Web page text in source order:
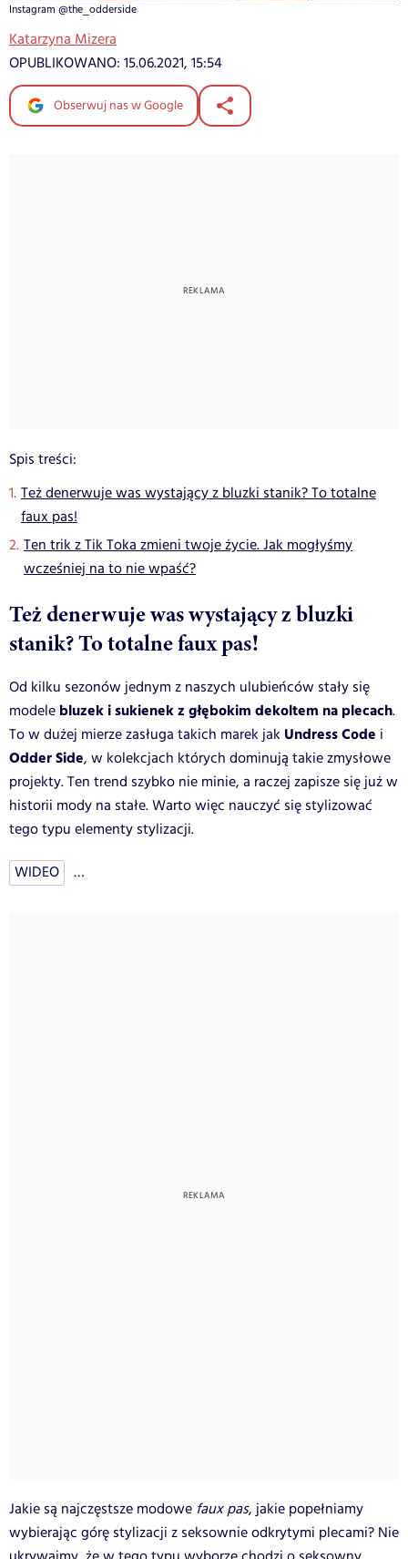
Instagram @the_odderside
Katarzyna Mizera
OPUBLIKOWANO: 15.06.2021, 15:54
Obserwuj nas w Google
Spis treści:
Też denerwuje was wystający z bluzki stanik? To totalne
faux pas!
Ten trik z Tik Toka zmieni twoje życie. Jak mogłyśmy
wcześniej na to nie wpaść?
Też denerwuje was wystający z bluzki
stanik? To totalne faux pas!
Od kilku sezonów jednym z naszych ulubieńców stały się
modele bluzek i sukienek z głębokim dekoltem na plecach.
To w dużej mierze zasługa takich marek jak Undress Code i
Odder Side, w kolekcjach których dominują takie zmysłowe
projekty. Ten trend szybko nie minie, a raczej zapisze się już w
historii mody na stałe. Warto więc nauczyć się stylizować
tego typu elementy stylizacji.
WIDEO …
Jakie są najczęstsze modowe faux pas, jakie popełniamy
wybierając górę stylizacji z seksownie odkrytymi plecami? Nie